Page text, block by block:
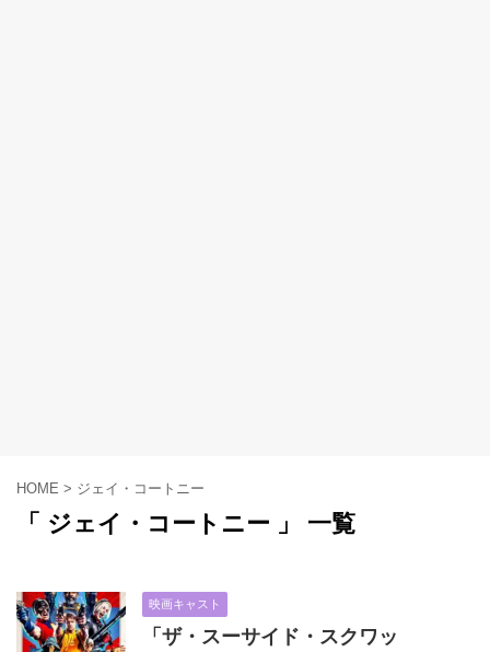
HOME > ジェイ・コートニー
「 ジェイ・コートニー 」 一覧
映画キャスト
「ザ・スーサイド・スクワッ